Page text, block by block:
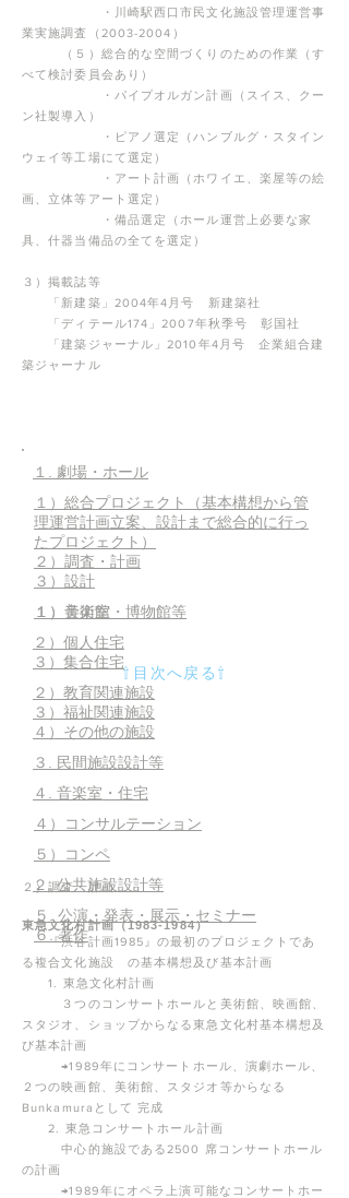
・川崎駅西口市民文化施設管理運営事
業実施調査（2003-2004）
（５）総合的な空間づくりのための作業（す
べて検討委員会あり）
・パイプオルガン計画（スイス、クー
ン社製導入）
・ピアノ選定（ハンブルグ・スタイン
ウェイ等工場にて選定）
・アート計画（ホワイエ、楽屋等の絵
画、立体等アート選定）
・備品選定（ホール運営上必要な家
具、什器当備品の全てを選定）
３）掲載誌等
「新建築」2004年4月号 新建築社
「ディテール174」2007年秋季号 彰国社
「建築ジャーナル」2010年4月号 企業組合建
築ジャーナル
​１. 劇場・ホール
１）総合プロジェクト（基本構想から管
理運営計画立案、設計まで総合的に行っ
たプロジェクト）
​２）調査・計画
​３）設計
​１）美術館・博物館等
​１）音楽室
​２）個人住宅
​３）集合住宅
​２）教育関連施設
​３）福祉関連施設
​４）その他の施設
​３. 民間施設設計等
​４. 音楽室・住宅
​４）コンサルテーション
​５）コンペ
​２. 公共施設設計等
​５. 公演​・発表・展示・セミナー
​６. 著作
​⇧ 目次へ戻る⇧
２）調査・計画
東急文化村計画（1983-1984）
『渋谷計画1985』の最初のプロジェクトであ
る複合文化施設 の基本構想及び基本計画
1. 東急文化村計画
３つのコンサートホールと美術館、映画館、
スタジオ、ショップからなる東急文化村基本構想及
び基本計画
→1989年にコンサートホール、演劇ホール、
２つの映画館、美術館、スタジオ等からなる
Bunkamuraとして 完 成
2. 東急コンサートホール計画
中心的施設である2500 席コンサートホール
の計画
→1989年にオペラ上演可能なコンサートホー